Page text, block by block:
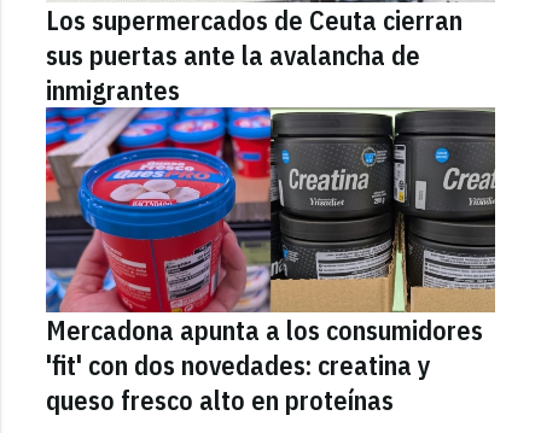
Los supermercados de Ceuta cierran
sus puertas ante la avalancha de
inmigrantes
Mercadona apunta a los consumidores
'fit' con dos novedades: creatina y
queso fresco alto en proteínas